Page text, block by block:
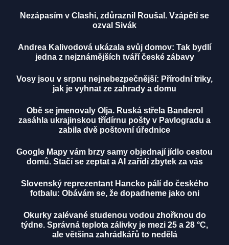
Nezápasím v Clashi, zdůraznil Roušal. Vzápětí se
ozval Sivák
Andrea Kalivodová ukázala svůj domov: Tak bydlí
jedna z nejznámějších tváří české zábavy
Vosy jsou v srpnu nejnebezpečnější: Přírodní triky,
jak je vyhnat ze zahrady a domu
Obě se jmenovaly Olja. Ruská střela Banderol
zasáhla ukrajinskou třídírnu pošty v Pavlogradu a
zabila dvě poštovní úřednice
Google Mapy vám brzy samy objednají jídlo cestou
domů. Stačí se zeptat a AI zařídí zbytek za vás
Slovenský reprezentant Hancko pálí do českého
fotbalu: Obávám se, že dopadneme jako oni
Okurky zalévané studenou vodou zhořknou do
týdne. Správná teplota zálivky je mezi 25 a 28 °C,
ale většina zahrádkářů to nedělá